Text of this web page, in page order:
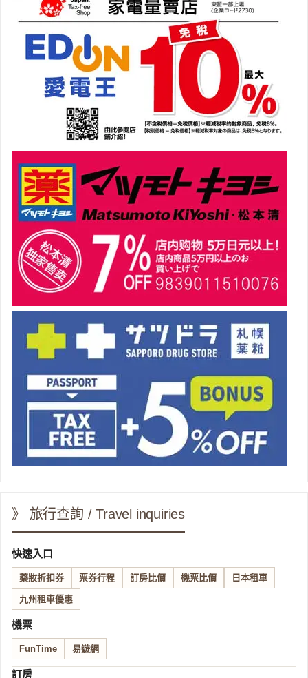
》 旅行查詢 / Travel inquiries
快速入口
藥妝折扣券 票券行程 訂房比價 機票比價 日本租車
九州租車優惠
機票
FunTime 易遊網
訂房